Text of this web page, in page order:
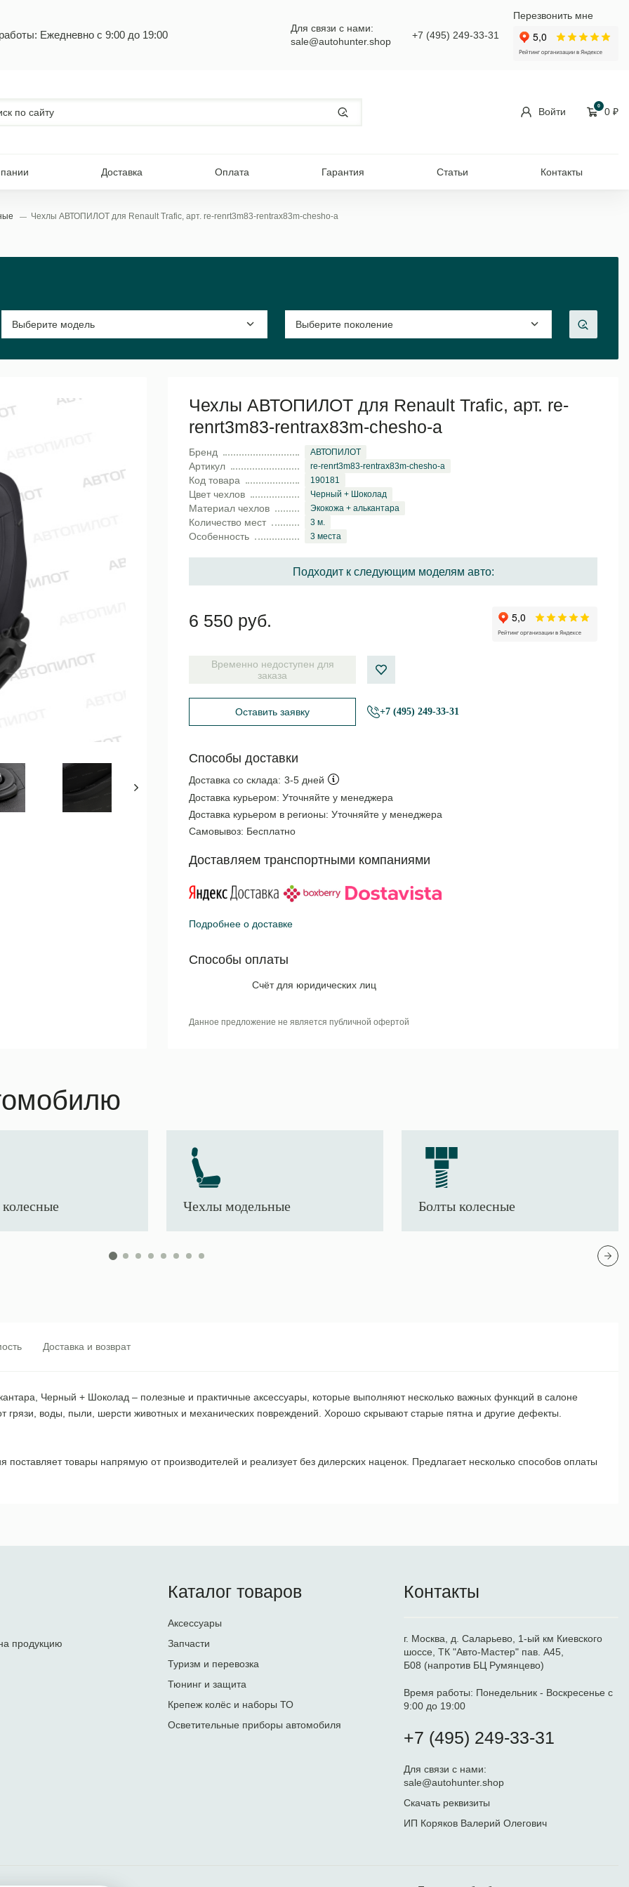
Ежедневно с 9:00 до 19:00
Для связи с нами:
sale@autohunter.shop
+7 (495) 249-33-31
Перезвонить мне
Войти
0
0 ₽
Доставка Оплата Гарантия Статьи Контакты
Чехлы АВТОПИЛОТ для Renault Trafic, арт. re-renrt3m83-rentrax83m-chesho-a
Чехлы АВТОПИЛОТ для Renault Trafic, арт. re-
renrt3m83-rentrax83m-chesho-a
Бренд АВТОПИЛОТ
Артикул re-renrt3m83-rentrax83m-chesho-a
Код товара 190181
Цвет чехлов Черный + Шоколад
Материал чехлов Экокожа + алькантара
Количество мест 3 м.
Особенность 3 места
Подходит к следующим моделям авто:
6 550 руб.
Временно недоступен для
заказа
Оставить заявку +7 (495) 249-33-31
Способы доставки
Доставка со склада: 3-5 дней
Доставка курьером: Уточняйте у менеджера
Доставка курьером в регионы: Уточняйте у менеджера
Самовывоз: Бесплатно
Доставляем транспортными компаниями
Подробнее о доставке
Способы оплаты
Счёт для юридических лиц
Данное предложение не является публичной офертой
Чехлы модельные Болты колесные
Доставка и возврат
Черный + Шоколад – полезные и практичные аксессуары, которые выполняют несколько важных функций в салоне
воды, пыли, шерсти животных и механических повреждений. Хорошо скрывают старые пятна и другие дефекты.
товары напрямую от производителей и реализует без дилерских наценок. Предлагает несколько способов оплаты
продукцию
Каталог товаров
Аксессуары
Запчасти
Туризм и перевозка
Тюнинг и защита
Крепеж колёс и наборы ТО
Осветительные приборы автомобиля
Контакты
г. Москва, д. Саларьево, 1-ый км Киевского
шоссе, ТК "Авто-Мастер" пав. А45,
Б08 (напротив БЦ Румянцево)
Время работы: Понедельник - Воскресенье с
9:00 до 19:00
+7 (495) 249-33-31
Для связи с нами:
sale@autohunter.shop
Скачать реквизиты
ИП Коряков Валерий Олегович